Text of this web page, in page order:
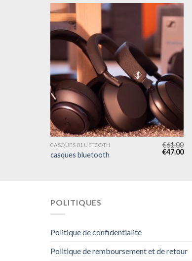
CASQUES BLUETOOTH
casques bluetooth
€61.00
€47.00
POLITIQUES
Politique de confidentialité
Politique de remboursement et de retour